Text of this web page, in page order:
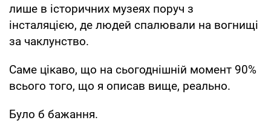
лише в історичних музеях поруч з
інсталяцією, де людей спалювали на вогнищі
за чаклунство.
Саме цікаво, що на сьогоднішній момент 90%
всього того, що я описав вище, реально.
Було б бажання.